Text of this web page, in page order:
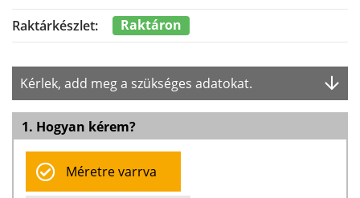
Raktárkészlet: Raktáron
Kérlek, add meg a szükséges adatokat.
1. Hogyan kérem?
Méretre varrva